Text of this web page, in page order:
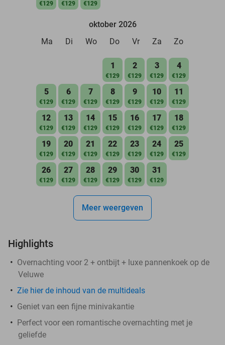
€129 €129 €129
oktober 2026
Ma
Di Wo Do Vr Za Zo
1
€129
2
€129
3
€129
4
€129
5
€129
6
€129
7
€129
8
€129
9
€129
10
€129
11
€129
12
€129
13
€129
14
€129
15
€129
16
€129
17
€129
18
€129
19
€129
20
€129
21
€129
22
€129
23
€129
24
€129
25
€129
26
€129
27
€129
28
€129
29
€129
30
€129
31
€129
Meer weergeven
Highlights
Overnachting voor 2 + ontbijt + luxe pannenkoek op de
Veluwe
Zie hier de inhoud van de multideals
Geniet van een fijne minivakantie
Perfect voor een romantische overnachting met je
geliefde